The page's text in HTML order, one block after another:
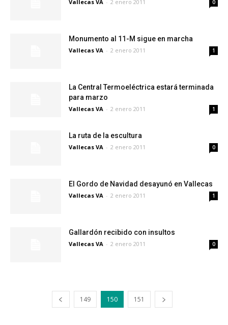
Vallecas VA - 2 enero 2011 0
Monumento al 11-M sigue en marcha
Vallecas VA - 2 enero 2011 1
La Central Termoeléctrica estará terminada
para marzo
Vallecas VA - 2 enero 2011 1
La ruta de la escultura
Vallecas VA - 2 enero 2011 0
El Gordo de Navidad desayunó en Vallecas
Vallecas VA - 2 enero 2011 1
Gallardón recibido con insultos
Vallecas VA - 2 enero 2011 0
149 150 151